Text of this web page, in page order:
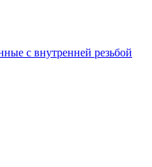
с внутренней резьбой